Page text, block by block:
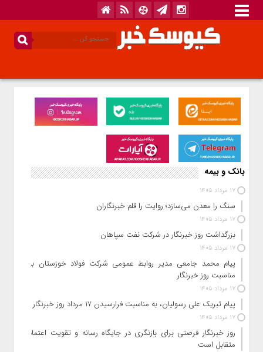
بانک و بیمه
17 مرداد 1405
سنگ را معدن می‌سازد؛ روایت را قلم خبرنگاران
17 مرداد 1405
بزرگداشت روز خبرنگار در شرکت نفت سپاهان
17 مرداد 1405
پیام محمد جامعی مدیر روابط عمومی شرکت فولاد خوزستان به
مناسبت روز خبرنگار
17 مرداد 1405
پیام تبریک علی رسولیان، به مناسبت فرارسیدن ۱۷ مرداد روز خبرنگار
17 مرداد 1405
روز خبرنگار فرصتی برای بازنگری در جایگاه رسانه و تقویت اعتماد
متقابل است